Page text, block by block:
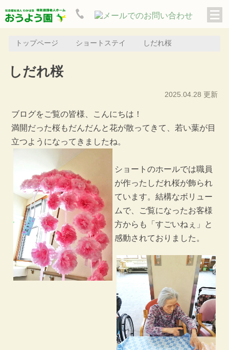
トップページ ショートステイ しだれ桜
しだれ桜
2025.04.28 更新
ブログをご覧の皆様、こんにちは！
満開だった桜もだんだんと花が散ってきて、若い葉が目
立つようになってきましたね。
ショートのホールでは職員
が作ったしだれ桜が飾られ
ています。結構なボリュー
ムで、ご覧になったお客様
方からも「すごいねぇ」と
感動されておりました。